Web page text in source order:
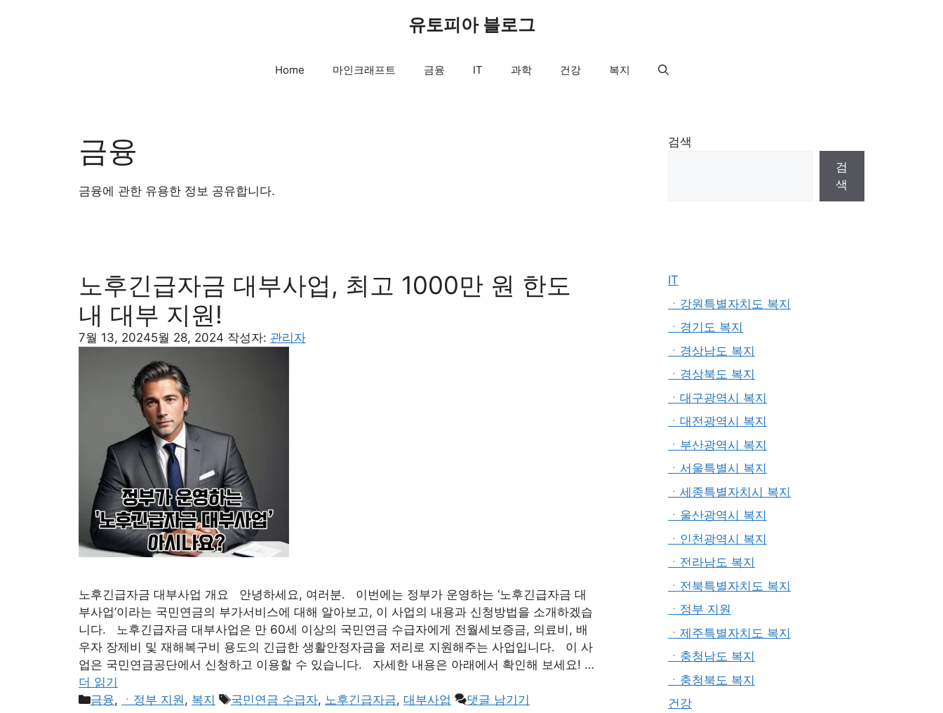
유토피아 블로그
Home 마인크래프트 금융 IT 과학 건강 복지
금융
금융에 관한 유용한 정보 공유합니다.
노후긴급자금 대부사업, 최고 1000만 원 한도
내 대부 지원!
7월 13, 20245월 28, 2024 작성자: 관리자
노후긴급자금 대부사업 개요 안녕하세요, 여러분. 이번에는 정부가 운영하는 ‘노후긴급자금 대
부사업’이라는 국민연금의 부가서비스에 대해 알아보고, 이 사업의 내용과 신청방법을 소개하겠습
니다. 노후긴급자금 대부사업은 만 60세 이상의 국민연금 수급자에게 전월세보증금, 의료비, 배
우자 장제비 및 재해복구비 용도의 긴급한 생활안정자금을 저리로 지원해주는 사업입니다. 이 사
업은 국민연금공단에서 신청하고 이용할 수 있습니다. 자세한 내용은 아래에서 확인해 보세요! …
더 읽기
카
금융, ㆍ정부 지원, 복지
태
국민연금 수급자, 노후긴급자금, 대부사업 댓글 남기기
검색
검
색
IT
ㆍ강원특별자치도 복지
ㆍ경기도 복지
ㆍ경상남도 복지
ㆍ경상북도 복지
ㆍ대구광역시 복지
ㆍ대전광역시 복지
ㆍ부산광역시 복지
ㆍ서울특별시 복지
ㆍ세종특별자치시 복지
ㆍ울산광역시 복지
ㆍ인천광역시 복지
ㆍ전라남도 복지
ㆍ전북특별자치도 복지
ㆍ정부 지원
ㆍ제주특별자치도 복지
ㆍ충청남도 복지
ㆍ충청북도 복지
건강